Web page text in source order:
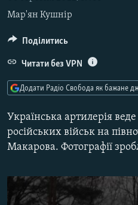
основної
навігації
Перейти
пошуку
ЕКОНОМІКА
СУСПІЛЬСТВО
КУЛЬТУРА
СПОРТ
СВІТ
РОСІЙСЬКА «ФІЛЬТРАЦІЯ»
ДОНБАС.РЕАЛІЇ
КРИМ.РЕАЛІЇ
ТИ ЯК?
КИТАЙ.ВИКЛИКИ
МУЛЬТИМЕДІА
СПЕЦПРОЄКТИ
Мар'ян Кушнір
Українська артилерія
російських військ на
Макарова. Фотографії
Поділитись
Читати без VPN
Додати Радіо Свобода як бажане